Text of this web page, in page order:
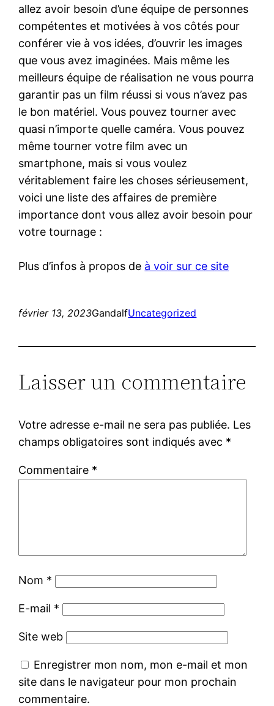
allez avoir besoin d’une équipe de personnes
compétentes et motivées à vos côtés pour
conférer vie à vos idées, d’ouvrir les images
que vous avez imaginées. Mais même les
meilleurs équipe de réalisation ne vous pourra
garantir pas un film réussi si vous n’avez pas
le bon matériel. Vous pouvez tourner avec
quasi n’importe quelle caméra. Vous pouvez
même tourner votre film avec un
smartphone, mais si vous voulez
véritablement faire les choses sérieusement,
voici une liste des affaires de première
importance dont vous allez avoir besoin pour
votre tournage :
Plus d’infos à propos de à voir sur ce site
février 13, 2023GandalfUncategorized
Laisser un commentaire
Votre adresse e-mail ne sera pas publiée. Les
champs obligatoires sont indiqués avec *
Commentaire *
Nom *
E-mail *
Site web
Enregistrer mon nom, mon e-mail et mon
site dans le navigateur pour mon prochain
commentaire.